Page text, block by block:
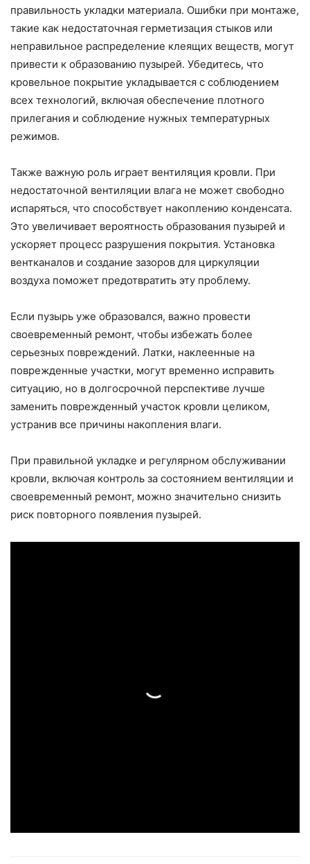
правильность укладки материала. Ошибки при монтаже,
такие как недостаточная герметизация стыков или
неправильное распределение клеящих веществ, могут
привести к образованию пузырей. Убедитесь, что
кровельное покрытие укладывается с соблюдением
всех технологий, включая обеспечение плотного
прилегания и соблюдение нужных температурных
режимов.
Также важную роль играет вентиляция кровли. При
недостаточной вентиляции влага не может свободно
испаряться, что способствует накоплению конденсата.
Это увеличивает вероятность образования пузырей и
ускоряет процесс разрушения покрытия. Установка
вентканалов и создание зазоров для циркуляции
воздуха поможет предотвратить эту проблему.
Если пузырь уже образовался, важно провести
своевременный ремонт, чтобы избежать более
серьезных повреждений. Латки, наклеенные на
поврежденные участки, могут временно исправить
ситуацию, но в долгосрочной перспективе лучше
заменить поврежденный участок кровли целиком,
устранив все причины накопления влаги.
При правильной укладке и регулярном обслуживании
кровли, включая контроль за состоянием вентиляции и
своевременный ремонт, можно значительно снизить
риск повторного появления пузырей.